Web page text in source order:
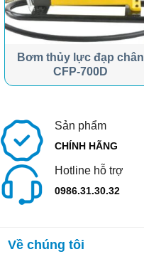
Bơm thủy lực đạp chân
CFP-700D
Sản phẩm
CHÍNH HÃNG
Hotline hỗ trợ
0986.31.30.32
Về chúng tôi